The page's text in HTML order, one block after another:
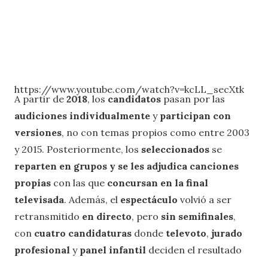
https://www.youtube.com/watch?v=kcLL_secXtk
A partir de 2018, los candidatos pasan por las
audiciones individualmente y participan con
versiones, no con temas propios como entre 2003
y 2015. Posteriormente, los seleccionados se
reparten en grupos y se les adjudica canciones
propias con las que concursan en la final
televisada. Además, el espectáculo volvió a ser
retransmitido en directo, pero sin semifinales,
con cuatro candidaturas donde televoto, jurado
profesional y panel infantil deciden el resultado